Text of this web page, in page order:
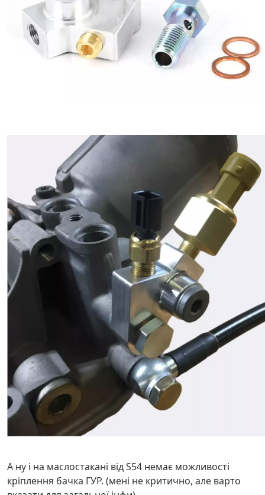
А ну і на маслостакані від S54 немає можливості
кріплення бачка ГУР. (мені не критично, але варто